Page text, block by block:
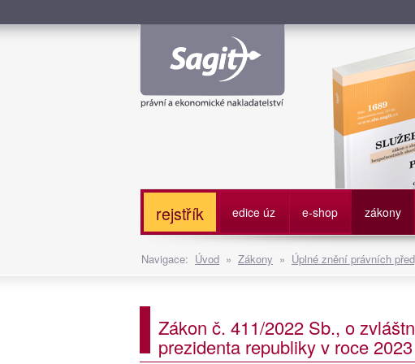
Služební
rejstřík edice úz e-shop zákony
Navigace: Úvod » Zákony » Úplné znění právních
Zákon č. 411/2022 Sb., o
prezidenta republiky v roce 2023